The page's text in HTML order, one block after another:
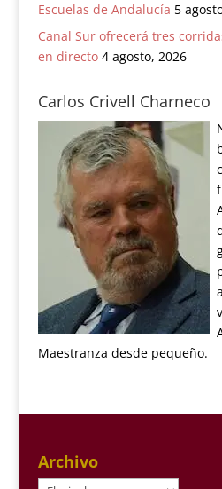
Escuelas de Andalucía 5
Canal Sur ofrecerá tres
en directo 4 agosto, 2026
Carlos Crivell Charneco
Maestranza desde pequeño.
Archivo